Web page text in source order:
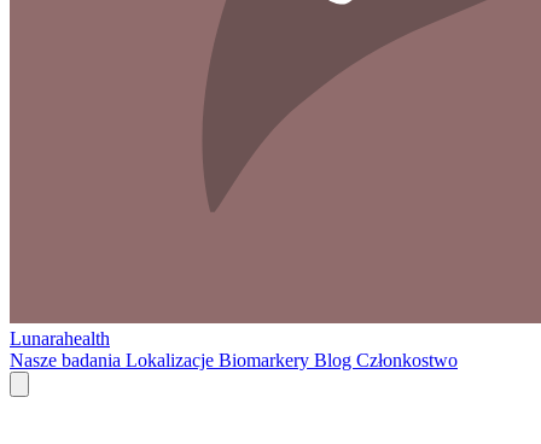
Lunarahealth
Nasze badania Lokalizacje Biomarkery Blog Członkostwo